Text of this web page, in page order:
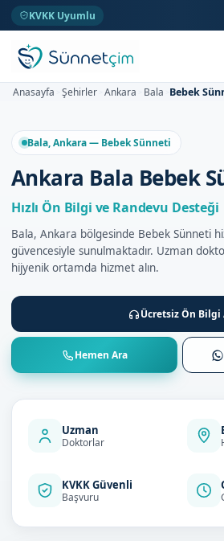
KVKK Uyumlu
Anasayfa Şehirler Ankara Bala Bebek
Bala, Ankara — Bebek Sünneti
Ankara Bala Bebek
Hızlı Ön Bilgi ve Randevu Desteği
Bala, Ankara bölgesinde Bebek Sünneti
güvencesiyle sunulmaktadır. Uzman
hijyenik ortamda hizmet alın.
Ücretsiz Ön Bilgi
Hemen Ara
Uzman
Doktorlar
KVKK Güvenli
Başvuru